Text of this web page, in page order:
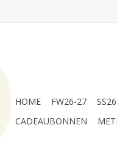
HOME FW26-27 SS26
CADEAUBONNEN